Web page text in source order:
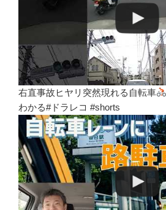
右直事故ヒヤリ突然現れる自転車
わかる#ドラレコ #shorts